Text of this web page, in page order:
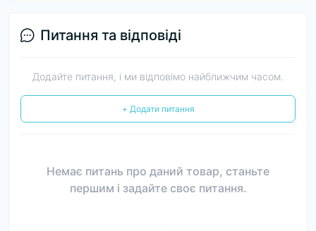
Питання та відповіді
Додайте питання, і ми відповімо найближчим часом.
+ Додати питання
Немає питань про даний товар, станьте
першим і задайте своє питання.